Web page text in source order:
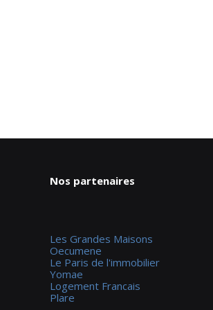
Nos partenaires
Les Grandes Maisons
Oecumene
Le Paris de l'immobilier
Yomae
Logement Francais
Plare